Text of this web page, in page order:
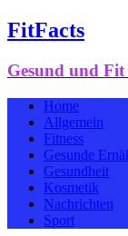
FitFacts
Gesund und
Home
Allgemein
Fitness
Gesunde
Gesundheit
Kosmetik
Nachrichten
Sport